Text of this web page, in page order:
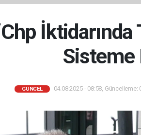
Sisteme
GÜNCEL 04.08.2025 - 08:58, Güncelleme: